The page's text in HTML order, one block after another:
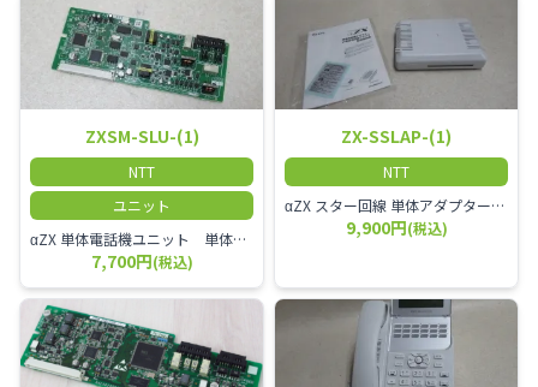
ZXSM-SLU-(1)
NTT
ユニット
αZX 単体電話機ユニット 単体電話機、複合機、ドアホン等、 2台分収容可能にするユニット
7,700円(税込)
ZX-SSLAP-(1)
NTT
αZX スター回線 単体アダプター 受付電話機、ドアホン、FAX等を1台収容できる装置です。
9,900円(税込)